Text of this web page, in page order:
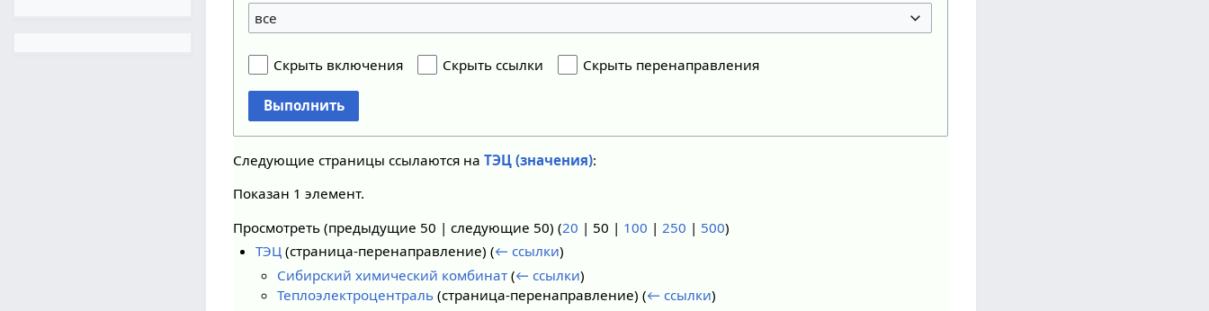
все
Скрыть включения Скрыть ссылки Скрыть перенаправления
Выполнить
Следующие страницы ссылаются наТЭЦ (значения):
Показан 1 элемент.
Просмотреть (предыдущие 50 |следующие 50) (20 | 50 | 100 | 250 | 500)
ТЭЦ(страница-перенаправление) (← ссылки)
Сибирский химический комбинат (← ссылки)
Теплоэлектроцентраль (страница-перенаправление) (← ссылки)